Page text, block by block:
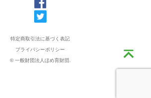
特定商取引法に基づく表記
プライバシーポリシー
© 一般財団法人ほめ育財団.